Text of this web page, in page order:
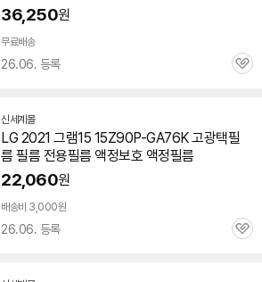
36,250원
무료배송
26.06. 등록
관
신세계몰
LG 2021 그램15 15Z90P-GA76K 고광택필
름 필름 전용필름 액정보호 액정필름
22,060원
배송비 3,000원
26.06. 등록
관